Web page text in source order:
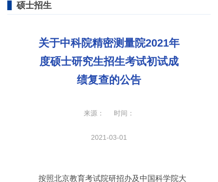
硕士招生
关于中科院精密测量院2021年
度硕士研究生招生考试初试成
绩复查的公告
来源： 时间：
2021-03-01
按照北京教育考试院研招办及中国科学院大